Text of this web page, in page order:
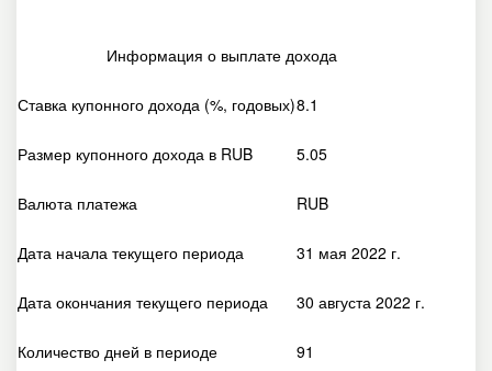
Информация о выплате дохода
Ставка купонного дохода (%, годовых)8.1
Размер купонного дохода в RUB 5.05
Валюта платежа RUB
Дата начала текущего периода 31 мая 2022 г.
Дата окончания текущего периода 30 августа 2022 г.
Количество дней в периоде 91